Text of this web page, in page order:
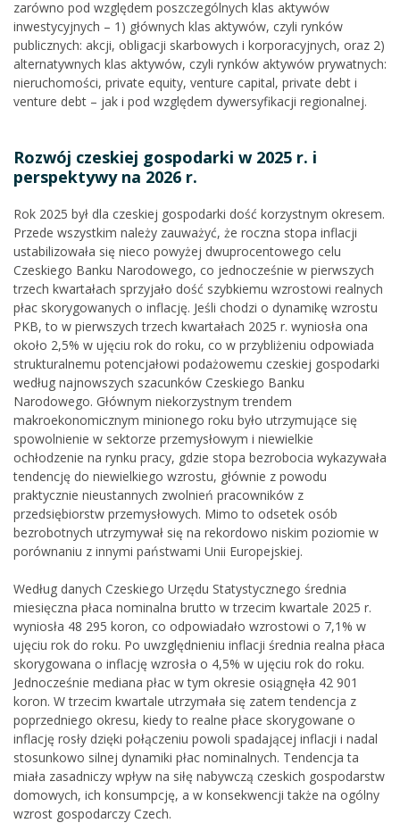
zarówno pod względem poszczególnych klas aktywów
inwestycyjnych – 1) głównych klas aktywów, czyli rynków
publicznych: akcji, obligacji skarbowych i korporacyjnych, oraz 2)
alternatywnych klas aktywów, czyli rynków aktywów prywatnych:
nieruchomości, private equity, venture capital, private debt i
venture debt – jak i pod względem dywersyfikacji regionalnej.
Rozwój czeskiej gospodarki w 2025 r. i
perspektywy na 2026 r.
Rok 2025 był dla czeskiej gospodarki dość korzystnym okresem.
Przede wszystkim należy zauważyć, że roczna stopa inflacji
ustabilizowała się nieco powyżej dwuprocentowego celu
Czeskiego Banku Narodowego, co jednocześnie w pierwszych
trzech kwartałach sprzyjało dość szybkiemu wzrostowi realnych
płac skorygowanych o inflację. Jeśli chodzi o dynamikę wzrostu
PKB, to w pierwszych trzech kwartałach 2025 r. wyniosła ona
około 2,5% w ujęciu rok do roku, co w przybliżeniu odpowiada
strukturalnemu potencjałowi podażowemu czeskiej gospodarki
według najnowszych szacunków Czeskiego Banku
Narodowego. Głównym niekorzystnym trendem
makroekonomicznym minionego roku było utrzymujące się
spowolnienie w sektorze przemysłowym i niewielkie
ochłodzenie na rynku pracy, gdzie stopa bezrobocia wykazywała
tendencję do niewielkiego wzrostu, głównie z powodu
praktycznie nieustannych zwolnień pracowników z
przedsiębiorstw przemysłowych. Mimo to odsetek osób
bezrobotnych utrzymywał się na rekordowo niskim poziomie w
porównaniu z innymi państwami Unii Europejskiej.
Według danych Czeskiego Urzędu Statystycznego średnia
miesięczna płaca nominalna brutto w trzecim kwartale 2025 r.
wyniosła 48 295 koron, co odpowiadało wzrostowi o 7,1% w
ujęciu rok do roku. Po uwzględnieniu inflacji średnia realna płaca
skorygowana o inflację wzrosła o 4,5% w ujęciu rok do roku.
Jednocześnie mediana płac w tym okresie osiągnęła 42 901
koron. W trzecim kwartale utrzymała się zatem tendencja z
poprzedniego okresu, kiedy to realne płace skorygowane o
inflację rosły dzięki połączeniu powoli spadającej inflacji i nadal
stosunkowo silnej dynamiki płac nominalnych. Tendencja ta
miała zasadniczy wpływ na siłę nabywczą czeskich gospodarstw
domowych, ich konsumpcję, a w konsekwencji także na ogólny
wzrost gospodarczy Czech.